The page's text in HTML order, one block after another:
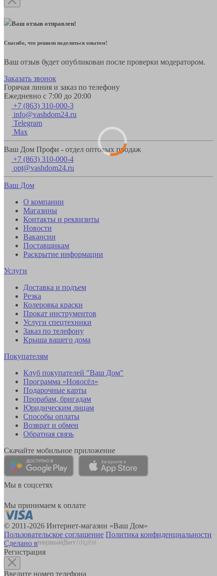
Ваш отзыв отправлен!
Спасибо, что решили поделиться опытом!
Ваш отзыв будет опубликован после проверки модератором.
Заказать звонок
Горячая линия и заказ по телефону
Ежедневно с 7:00 до 20:00
+7 (863) 310-000-3
info@vashdom24.ru
Telegram
Max
Ваш Дом Профи - отдел оптовых продаж
+7 (863) 310-000-4
opt@vashdom24.ru
Ваш Дом
О компании
Магазины
Контакты и реквизиты
Новости
Вакансии
Поставщикам
Раскрытие информации
Услуги
Доставка и подъем
Резка
Колеровка краски
Прокат инструментов
Услуги спецтехники
Заказ по телефону
Крыша вашего дома
Покупателям
Клуб покупателей "Ваш Дом"
Программа «Новосёл»
Подарочные карты
Прорабам, бригадам
Юридическим лицам
Способы оплаты
Возврат и обмен
Обратная связь
Скачайте мобильное приложение
Мы в соцсетях
Мы принимаем к оплате
© 2011-2026 Интернет-магазин «Ваш Дом»
Пользовательское соглашение Политика конфиденциальности
Сделано в
Регистрация
Введите номер телефона